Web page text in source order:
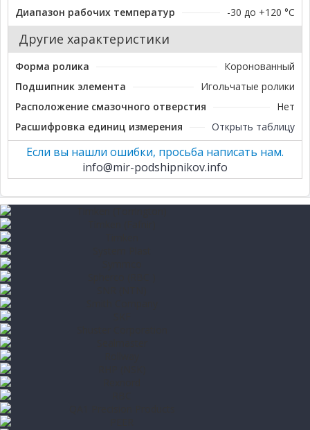
Диапазон рабочих температур
-30 до +120 °C
Другие характеристики
Форма ролика
Коронованный
Подшипник элемента
Игольчатые ролики
Расположение смазочного отверстия
Нет
Расшифровка единиц измерения
Открыть таблицу
Если вы нашли ошибки, просьба написать нам.
info@mir-podshipnikov.info